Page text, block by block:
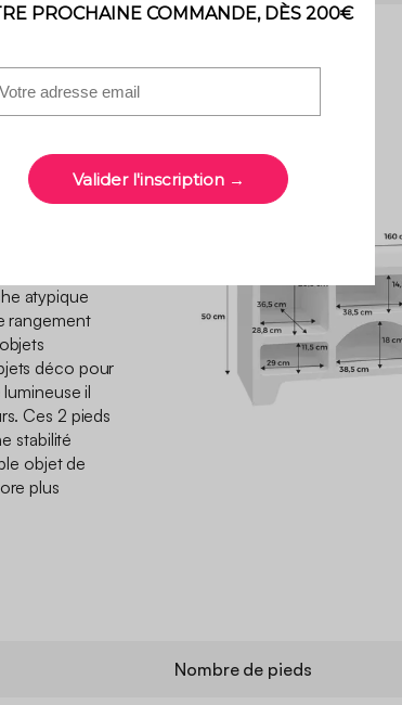
intérieur tout
à la fois
table de
atypique
rangement
déco pour
il
Ces 2 pieds
stabilité
objet de
plus
Nombre de pieds